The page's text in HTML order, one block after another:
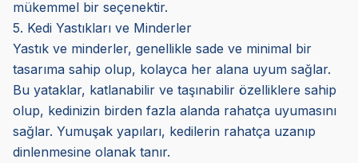
mükemmel bir seçenektir.
5. Kedi Yastıkları ve Minderler
Yastık ve minderler, genellikle sade ve minimal bir
tasarıma sahip olup, kolayca her alana uyum sağlar.
Bu yataklar, katlanabilir ve taşınabilir özelliklere sahip
olup, kedinizin birden fazla alanda rahatça uyumasını
sağlar. Yumuşak yapıları, kedilerin rahatça uzanıp
dinlenmesine olanak tanır.